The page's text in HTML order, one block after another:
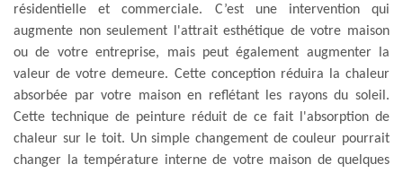
résidentielle et commerciale. C’est une intervention qui
augmente non seulement l'attrait esthétique de votre maison
ou de votre entreprise, mais peut également augmenter la
valeur de votre demeure. Cette conception réduira la chaleur
absorbée par votre maison en reflétant les rayons du soleil.
Cette technique de peinture réduit de ce fait l'absorption de
chaleur sur le toit. Un simple changement de couleur pourrait
changer la température interne de votre maison de quelques